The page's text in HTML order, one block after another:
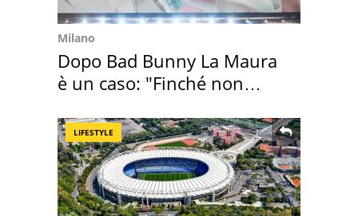
Milano
Dopo Bad Bunny La Maura
è un caso: "Finché non
LIFESTYLE